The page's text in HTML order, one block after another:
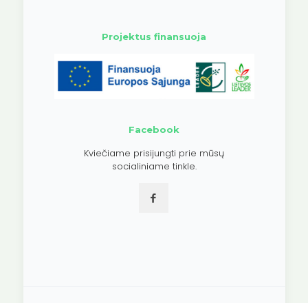
Projektus finansuoja
Facebook
Kviečiame prisijungti prie mūsų
socialiniame tinkle.